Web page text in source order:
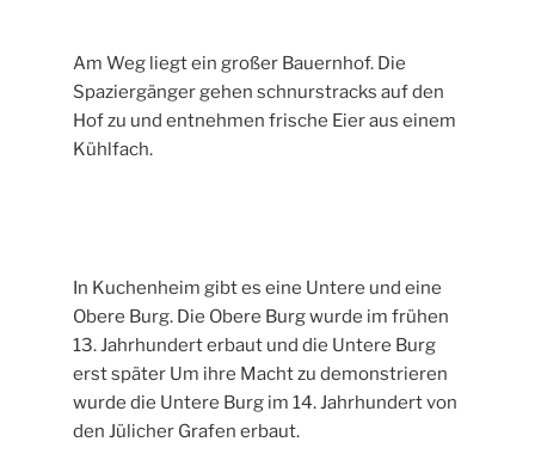
Am Weg liegt ein großer Bauernhof. Die
Spaziergänger gehen schnurstracks auf den
Hof zu und entnehmen frische Eier aus einem
Kühlfach.
In Kuchenheim gibt es eine Untere und eine
Obere Burg. Die Obere Burg wurde im frühen
13. Jahrhundert erbaut und die Untere Burg
erst später Um ihre Macht zu demonstrieren
wurde die Untere Burg im 14. Jahrhundert von
den Jülicher Grafen erbaut.